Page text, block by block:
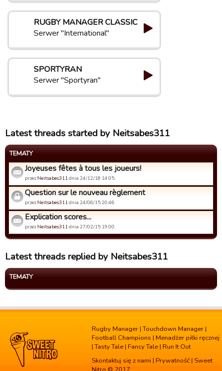
RUGBY MANAGER CLASSIC
Serwer "International"
SPORTYRAN
Serwer "Sportyran"
Latest threads started by Neitsabes311
TEMATY
Joyeuses fêtes à tous les joueurs!
przez Neitsabes311dnia 24/12/18 14:05.
Question sur le nouveau règlement
przez Neitsabes311dnia 24/06/15 20:46.
Explication scores...
przez Neitsabes311dnia 27/02/15 19:00.
Latest threads replied by Neitsabes311
TEMATY
Rugby Manager |Touchdown Manager |
Football Champions | Menadżer piłki ręcznej
|Tasty Tale | Fancy Tale | Run It Out
Skontaktuj się z nami | Prywatność | Sweet